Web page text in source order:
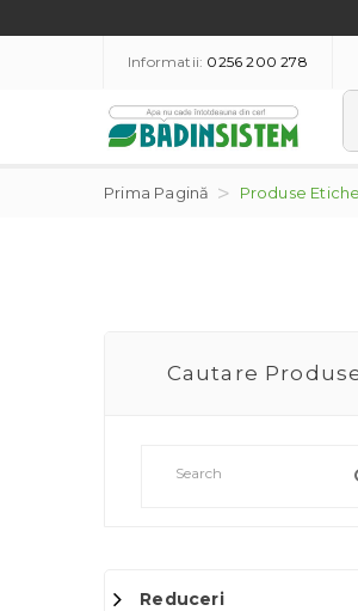
Informatii: 0256 200 278
Prima Pagină Produse
Cautare
Reduceri